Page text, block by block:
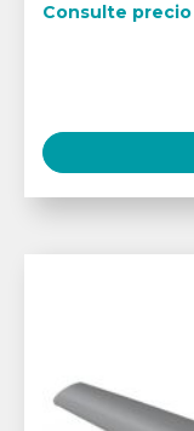
Consulte precio